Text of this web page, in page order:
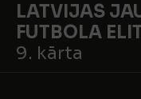
LATVIJAS
FUTBOLA
9. kārta